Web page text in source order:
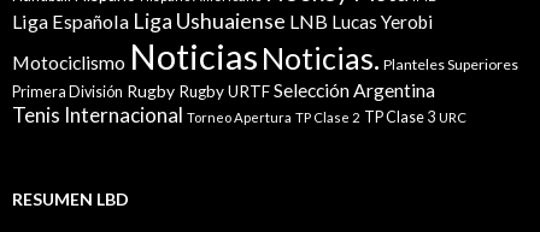
Liga Española Liga Ushuaiense LNB Lucas Yerobi
Motociclismo Noticias Noticias. Planteles Superiores
Primera División Rugby Rugby URTFSelección Argentina
Tenis Internacional Torneo Apertura TP Clase 2 TP Clase 3 URC
RESUMEN LBD